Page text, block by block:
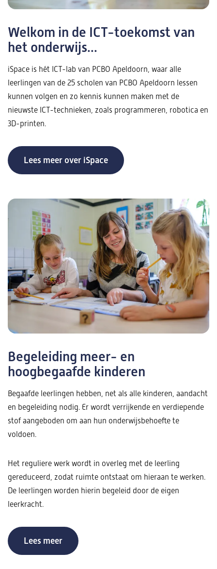
Welkom in de ICT-toekomst van
het onderwijs...
iSpace is hét ICT-lab van PCBO Apeldoorn, waar alle
leerlingen van de 25 scholen van PCBO Apeldoorn lessen
kunnen volgen en zo kennis kunnen maken met de
nieuwste ICT-technieken, zoals programmeren, robotica en
3D-printen.
Lees meer over iSpace
Begeleiding meer- en
hoogbegaafde kinderen
Begaafde leerlingen hebben, net als alle kinderen, aandacht
en begeleiding nodig. Er wordt verrijkende en verdiepende
stof aangeboden om aan hun onderwijsbehoefte te
voldoen.
Het reguliere werk wordt in overleg met de leerling
gereduceerd, zodat ruimte ontstaat om hieraan te werken.
De leerlingen worden hierin begeleid door de eigen
leerkracht.
Lees meer